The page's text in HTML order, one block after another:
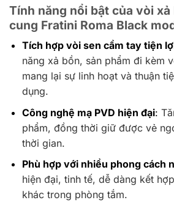
Tính năng nổi bật của vòi xả
cung Fratini Roma Black
Tích hợp vòi sen cầm tay tiện
năng xả bồn, sản phẩm đi kèm
mang lại sự linh hoạt và thuận
dụng.
Công nghệ mạ PVD hiện đại:
phẩm, đồng thời giữ được vẻ
thời gian.
Phù hợp với nhiều phong cách
hiện đại, tinh tế, dễ dàng kết
khác trong phòng tắm.